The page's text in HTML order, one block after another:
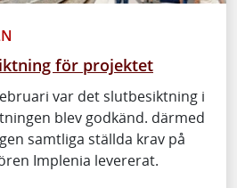
för projektet
var det slutbesiktning i
blev godkänd. därmed
samtliga ställda krav på
Implenia levererat.